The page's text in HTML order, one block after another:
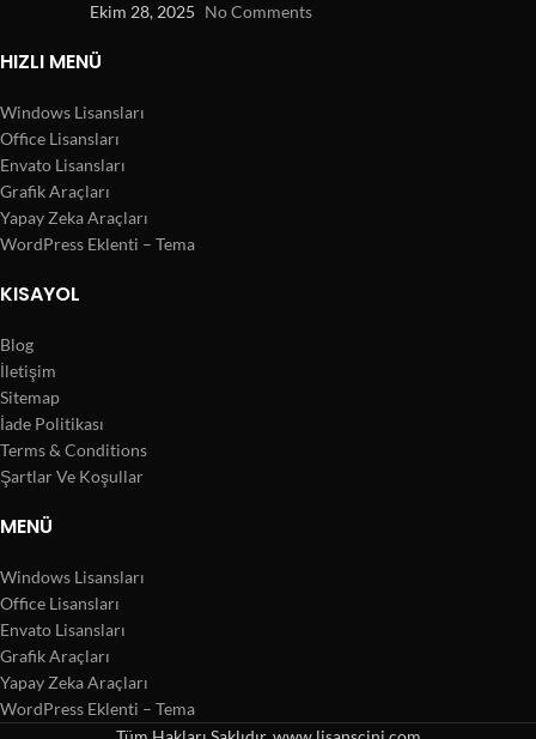
Ekim 28, 2025 No Comments
HIZLI MENÜ
Windows Lisansları
Office Lisansları
Envato Lisansları
Grafik Araçları
Yapay Zeka Araçları
WordPress Eklenti – Tema
KISAYOL
Blog
İletişim
Sitemap
İade Politikası
Terms & Conditions
Şartlar Ve Koşullar
MENÜ
Windows Lisansları
Office Lisansları
Envato Lisansları
Grafik Araçları
Yapay Zeka Araçları
WordPress Eklenti – Tema